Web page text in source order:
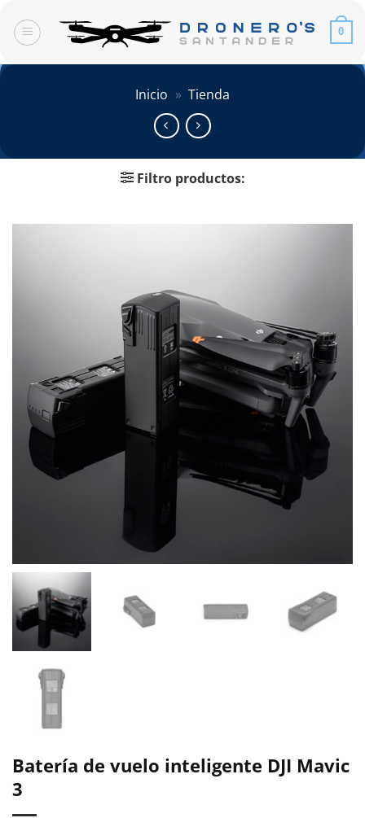
contenido
0
Inicio » Tienda
Filtro productos:
Batería de vuelo inteligente DJI Mavic
3